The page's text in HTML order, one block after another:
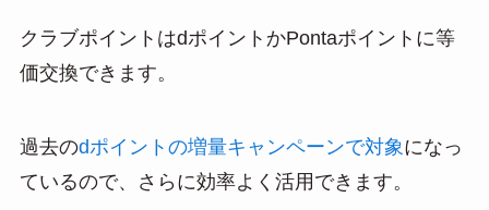
クラブポイントはdポイントかPontaポイントに等
価交換できます。
過去のdポイントの増量キャンペーンで対象 になっ
ているので、さらに効率よく活用できます。